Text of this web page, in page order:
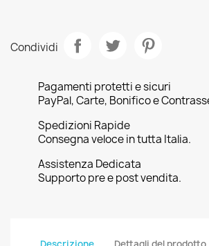
Condividi
Pagamenti protetti e sicuri
PayPal, Carte, Bonifico e
Spedizioni Rapide
Consegna veloce in tutta Italia.
Assistenza Dedicata
Supporto pre e post vendita.